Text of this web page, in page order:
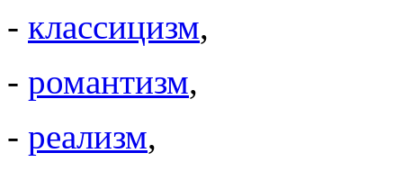
- классицизм,
- романтизм,
- реализм,